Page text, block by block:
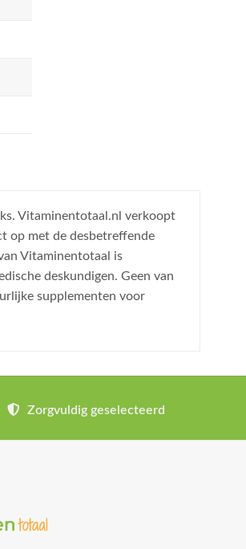
Vitaminentotaal.nl verkoopt
op met de desbetreffende
Vitaminentotaal is
deskundigen. Geen van
supplementen voor
Zorgvuldig geselecteerd